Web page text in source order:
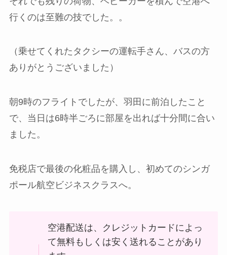
行くのは至難の技でした。。
（乗せてくれたタクシーの運転手さん、バスの方
ありがとうございました）
朝9時のフライトでしたが、羽田に前泊したこと
で、当日は6時半ごろに部屋を出れば十分間に合い
ました。
免税店で最後の化粧品を購入し、初めてのシンガ
ポール航空ビジネスクラスへ。
空港配送は、クレジットカードによっ
て無料もしくは安く送れることがあり